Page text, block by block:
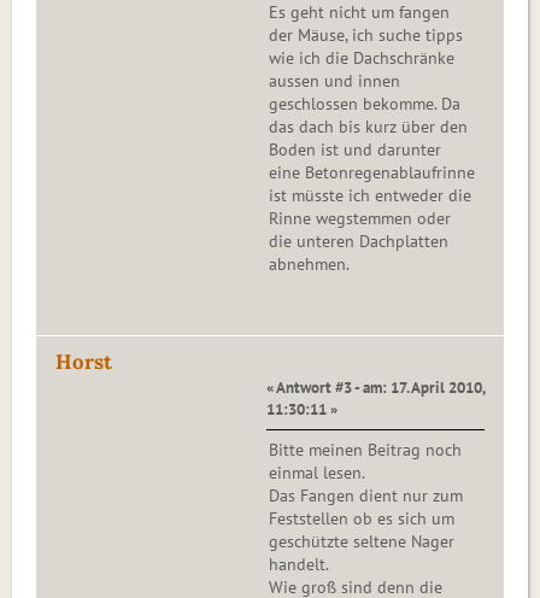
Es geht nicht um fangen
der Mäuse, ich suche tipps
wie ich die Dachschränke
aussen und innen
geschlossen bekomme. Da
das dach bis kurz über den
Boden ist und darunter
eine Betonregenablaufrinne
ist müsste ich entweder die
Rinne wegstemmen oder
die unteren Dachplatten
abnehmen.
Horst
« Antwort #3 - am: 17. April 2010,
11:30:11 »
Bitte meinen Beitrag noch
einmal lesen.
Das Fangen dient nur zum
Feststellen ob es sich um
geschützte seltene Nager
handelt.
Wie groß sind denn die